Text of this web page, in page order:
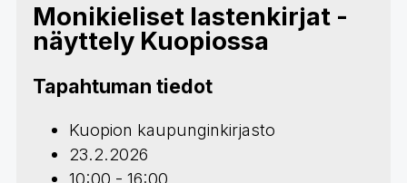
Monikieliset lastenkirjat -
näyttely Kuopiossa
Tapahtuman tiedot
Kuopion kaupunginkirjasto
23.2.2026
10:00 - 16:00